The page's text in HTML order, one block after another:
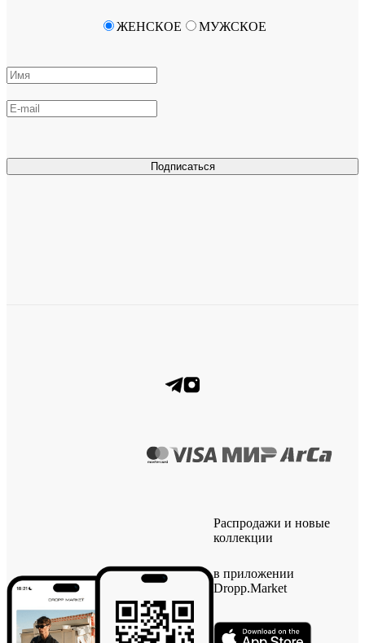
Подписаться
ЖЕНСКОЕ МУЖСКОЕ
Распродажи и новые
коллекции
в приложении
Dropp.Market